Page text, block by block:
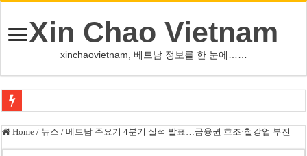
Xin Chao Vietnam
xinchaovietnam, 베트남 정보를 한 눈에……
오덕 목사, 32년 베트남 삶 담은 첫 디카시집 ‘한 컷의 서정’ 출간
베트남 화학·플라스틱 기업 납세 상위 10곳 공개…절반은 국영기업
Home / 뉴스 / 베트남 주요기 4분기 실적 발표…금융권 호조·철강업 부진